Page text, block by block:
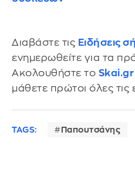
Διαβάστε τις Ειδήσεις
ενημερωθείτε για τα
Ακολουθήστε το
μάθετε πρώτοι όλες τις
TAGS: Παπουτσάνης